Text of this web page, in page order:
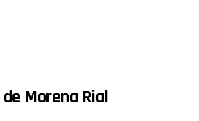
Morena Rial